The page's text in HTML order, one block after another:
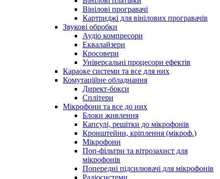
Вінілові програвачі
Картриджі для вінілових програвачів
Звукові обробки
Аудіо компресори
Еквалайзери
Кросовери
Універсальні процесори ефектів
Караоке системи та все для них
Комутаційне обладнання
Директ-бокси
Сплітери
Мікрофони та все до них
Блоки живлення
Капсулі, решітки до мікрофонів
Кронштейни, кріплення (мікроф.)
Мікрофони
Поп-фільтри та вітрозахист для
мікрофонів
Попередні підсилювачі для мікрофонів
Радіосистеми